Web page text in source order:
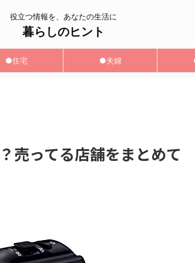
役立つ情報を、あなたの生活に
暮らしのヒント
●住宅 ●夫婦
売ってる店舗をまとめて